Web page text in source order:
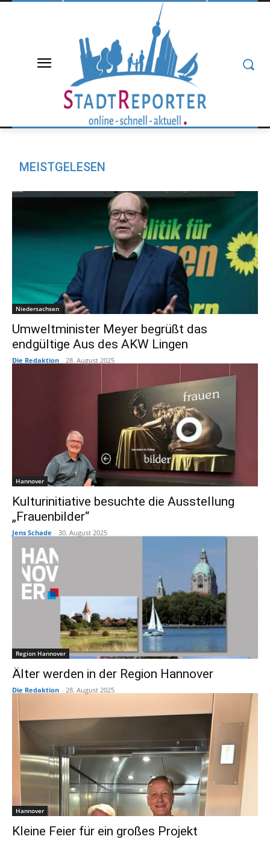
MEISTGELESEN
Niedersachsen
Umweltminister Meyer begrüßt das
endgültige Aus des AKW Lingen
Die Redaktion - 28. August 2025
Hannover
Kulturinitiative besuchte die Ausstellung
„Frauenbilder“
Jens Schade - 30. August 2025
Region Hannover
Älter werden in der Region Hannover
Die Redaktion - 28. August 2025
Hannover
Kleine Feier für ein großes Projekt